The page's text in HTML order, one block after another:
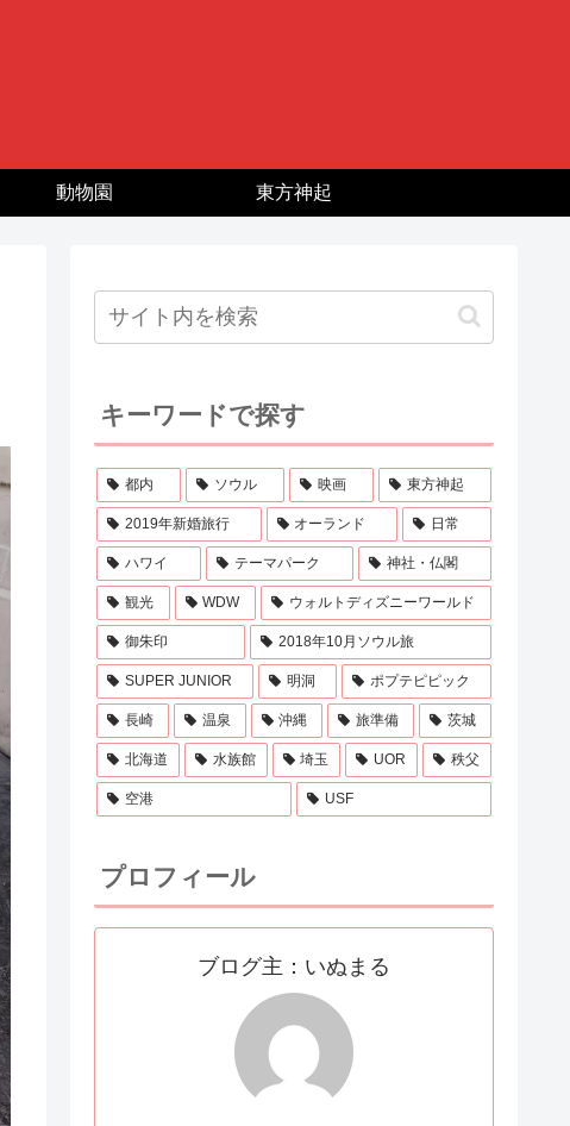
動物園 東方神起
キーワードで探す
都内 ソウル 映画 東方神起
2019年新婚旅行 オーランド 日常
ハワイ テーマパーク 神社・仏閣
観光 WDW ウォルトディズニーワールド
御朱印 2018年10月ソウル旅
SUPER JUNIOR 明洞 ポプテピピック
長崎 温泉 沖縄 旅準備 茨城
北海道 水族館 埼玉 UOR 秩父
空港 USF
プロフィール
ブログ主：いぬまる